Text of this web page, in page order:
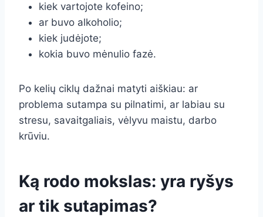
kiek vartojote kofeino;
ar buvo alkoholio;
kiek judėjote;
kokia buvo mėnulio fazė.
Po kelių ciklų dažnai matyti aiškiau: ar
problema sutampa su pilnatimi, ar labiau su
stresu, savaitgaliais, vėlyvu maistu, darbo
krūviu.
Ką rodo mokslas: yra ryšys
ar tik sutapimas?